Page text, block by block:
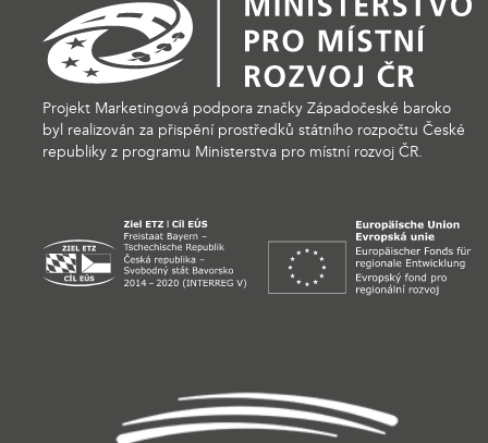
Projekt Marketingová podpora značky Západočeské baroko
byl realizován za přispění prostředků státního rozpočtu České
republiky z programu Ministerstva pro místní rozvoj ČR.